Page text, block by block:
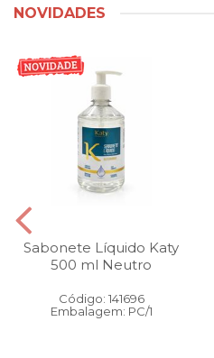
NOVIDADES
Sabonete Líquido Katy
500 ml Neutro
Código: 141696
Embalagem: PC/1